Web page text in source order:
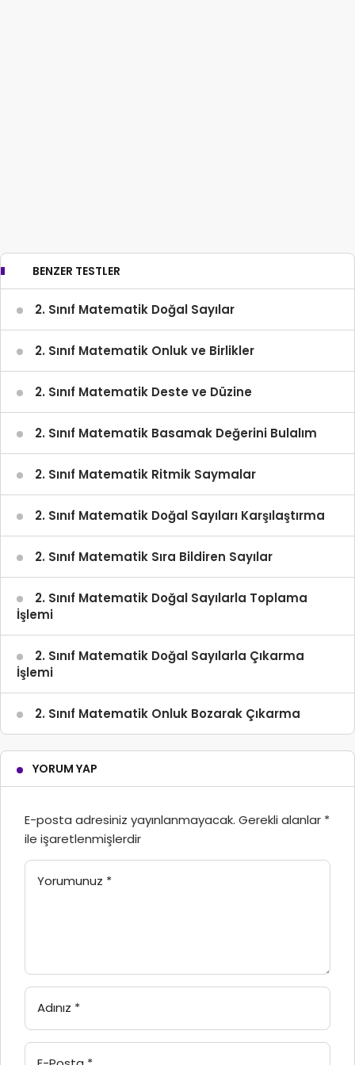
BENZER TESTLER
2. Sınıf Matematik Doğal Sayılar
2. Sınıf Matematik Onluk ve Birlikler
2. Sınıf Matematik Deste ve Düzine
2. Sınıf Matematik Basamak Değerini Bulalım
2. Sınıf Matematik Ritmik Saymalar
2. Sınıf Matematik Doğal Sayıları Karşılaştırma
2. Sınıf Matematik Sıra Bildiren Sayılar
2. Sınıf Matematik Doğal Sayılarla Toplama
İşlemi
2. Sınıf Matematik Doğal Sayılarla Çıkarma
İşlemi
2. Sınıf Matematik Onluk Bozarak Çıkarma
YORUM YAP
E-posta adresiniz yayınlanmayacak. Gerekli alanlar *
ile işaretlenmişlerdir
Yorumunuz *
Adınız *